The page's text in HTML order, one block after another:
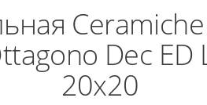
Dec ED
20x20